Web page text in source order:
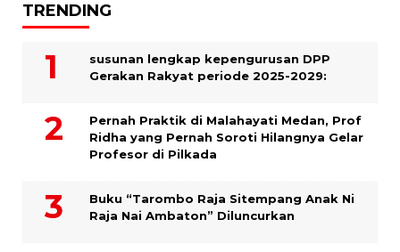
TRENDING
susunan lengkap kepengurusan DPP
Gerakan Rakyat periode 2025-2029:
Pernah Praktik di Malahayati Medan, Prof
Ridha yang Pernah Soroti Hilangnya Gelar
Profesor di Pilkada
Buku “Tarombo Raja Sitempang Anak Ni
Raja Nai Ambaton” Diluncurkan